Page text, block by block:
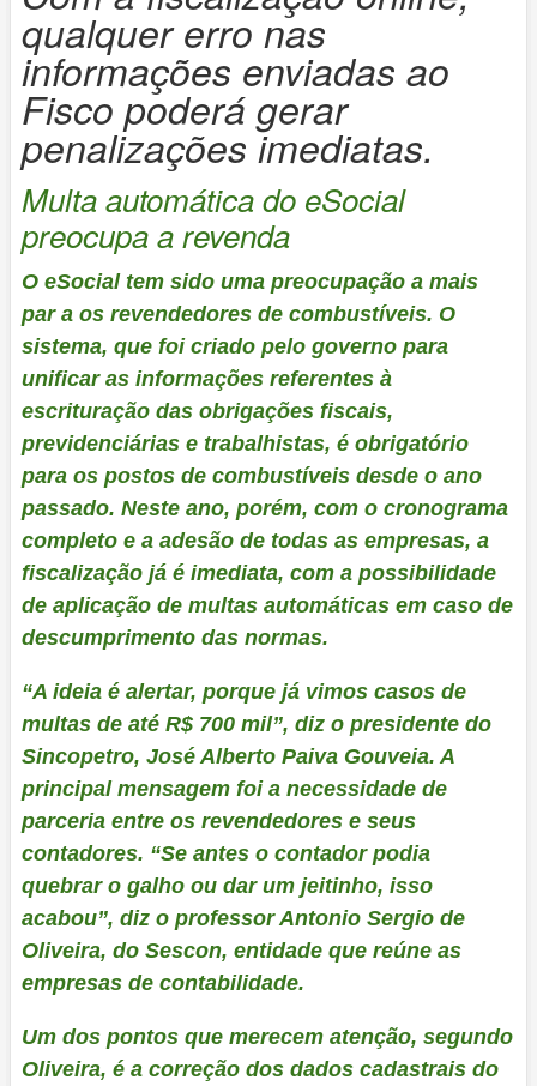
qualquer erro nas
informações enviadas ao
Fisco poderá gerar
penalizações imediatas.
Multa automática do eSocial
preocupa a revenda
O eSocial tem sido uma preocupação a mais
par a os revendedores de combustíveis. O
sistema, que foi criado pelo governo para
unificar as informações referentes à
escrituração das obrigações fiscais,
previdenciárias e trabalhistas, é obrigatório
para os postos de combustíveis desde o ano
passado. Neste ano, porém, com o cronograma
completo e a adesão de todas as empresas, a
fiscalização já é imediata, com a possibilidade
de aplicação de multas automáticas em caso de
descumprimento das normas.
“A ideia é alertar, porque já vimos casos de
multas de até R$ 700 mil”, diz o presidente do
Sincopetro, José Alberto Paiva Gouveia. A
principal mensagem foi a necessidade de
parceria entre os revendedores e seus
contadores. “Se antes o contador podia
quebrar o galho ou dar um jeitinho, isso
acabou”, diz o professor Antonio Sergio de
Oliveira, do Sescon, entidade que reúne as
empresas de contabilidade.
Um dos pontos que merecem atenção, segundo
Oliveira, é a correção dos dados cadastrais do